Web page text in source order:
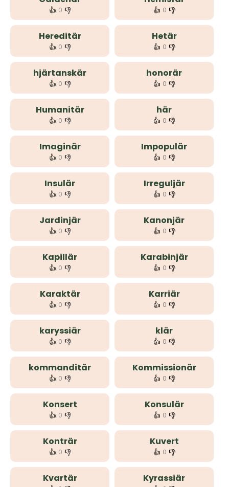
👍 0 👎 👍 0 👎
Hereditär
👍 0 👎
Hetär
👍 0 👎
hjärtanskär
👍 0 👎
honorär
👍 0 👎
Humanitär
👍 0 👎
här
👍 0 👎
Imaginär
👍 0 👎
Impopulär
👍 0 👎
Insulär
👍 0 👎
Irreguljär
👍 0 👎
Jardinjär
👍 0 👎
Kanonjär
👍 0 👎
Kapillär
👍 0 👎
Karabinjär
👍 0 👎
Karaktär
👍 0 👎
Karriär
👍 0 👎
karyssiär
👍 0 👎
klär
👍 0 👎
kommanditär
👍 0 👎
Kommissionär
👍 0 👎
Konsert
👍 0 👎
Konsulär
👍 0 👎
Konträr
👍 0 👎
Kuvert
👍 0 👎
Kvartär Kyrassiär